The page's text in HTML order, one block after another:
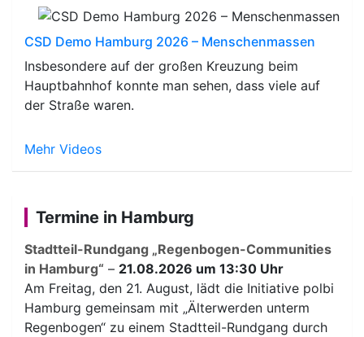
CSD Demo Hamburg 2026 – Menschenmassen
Insbesondere auf der großen Kreuzung beim
Hauptbahnhof konnte man sehen, dass viele auf
der Straße waren.
Mehr Videos
Termine in Hamburg
Stadtteil-Rundgang „Regenbogen-Communities
in Hamburg“ – 21.08.2026 um 13:30 Uhr
Am Freitag, den 21. August, lädt die Initiative polbi
Hamburg gemeinsam mit „Älterwerden unterm
Regenbogen“ zu einem Stadtteil-Rundgang durch